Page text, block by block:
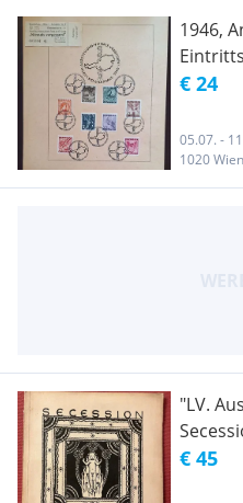
1946,
€ 24
05.07. -
1020
"LV.
€ 45